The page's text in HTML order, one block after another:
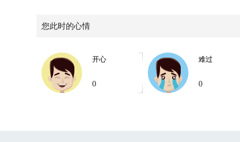
您此时的心情
开心
0
难过
0